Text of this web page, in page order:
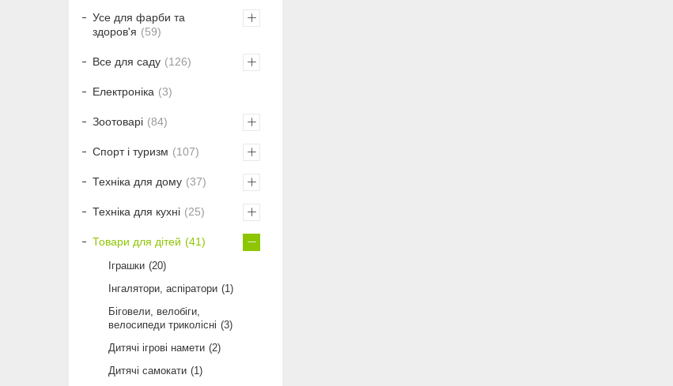
Усе для фарби та
здоров'я
59
Все для саду 126
Електроніка 3
Зоотоварі 84
Спорт і туризм 107
Техніка для дому 37
Техніка для кухні 25
Товари для дітей 41
Іграшки 20
Інгалятори, аспіратори
1
Біговели, велобіги,
велосипеди триколісні
3
Дитячі ігрові намети 2
Дитячі самокати
1